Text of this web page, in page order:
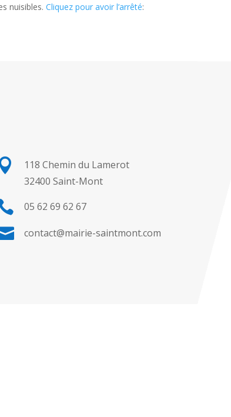
nuisibles.Cliquez pour avoir l’arrêté:
118 Chemin du Lamerot
32400 Saint-Mont
05 62 69 62 67
contact@mairie-saintmont.com